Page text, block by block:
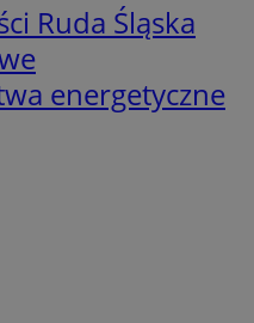
Ruda Śląska
energetyczne